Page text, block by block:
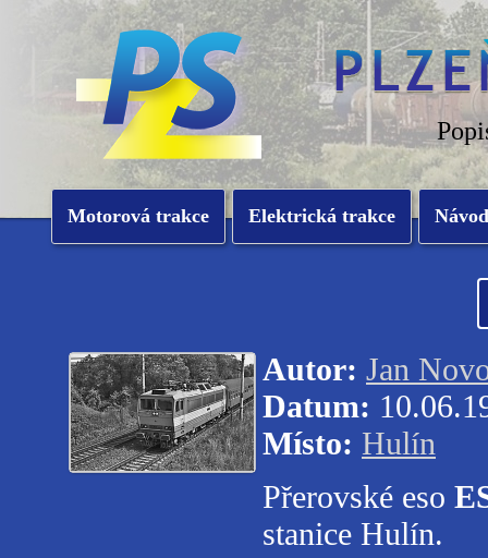
Motorová trakce Elektrická trakce
Autor: Jan
Datum:
Místo: Hulín
Přerovské eso
stanice Hulín.